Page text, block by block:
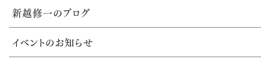
新越修一のブログ
イベントのお知らせ